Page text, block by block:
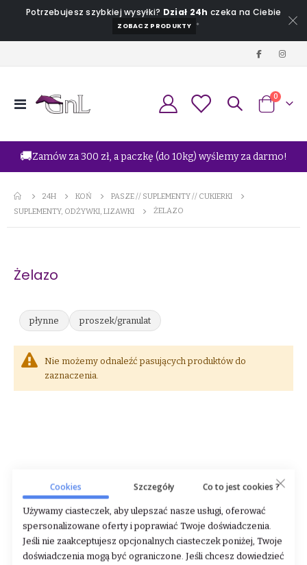
Potrzebujesz szybkiej wysyłki? Dział 24h czeka na Ciebie
ZOBACZ PRODUKTY *
Przełącznik
Koszyk
0
🚚Zamów za 300 zł, a paczkę (do 10kg) wyślemy za darmo!
24H KOŃ
PASZE // SUPLEMENTY // CUKIERKI
SUPLEMENTY, ODŻYWKI, LIZAWKI
ŻELAZO
Żelazo
płynne proszek/granulat
Nie możemy odnaleźć pasujących produktów do
zaznaczenia.
O nas
Dane firmy
Regulamin
Cookies Szczegóły Co to jest cookies ?
Używamy ciasteczek, aby ulepszać nasze usługi, oferować
spersonalizowane oferty i poprawiać Twoje doświadczenia.
Jeśli nie zaakceptujesz opcjonalnych ciasteczek poniżej, Twoje
doświadczenia mogą być ograniczone. Jeśli chcesz dowiedzieć